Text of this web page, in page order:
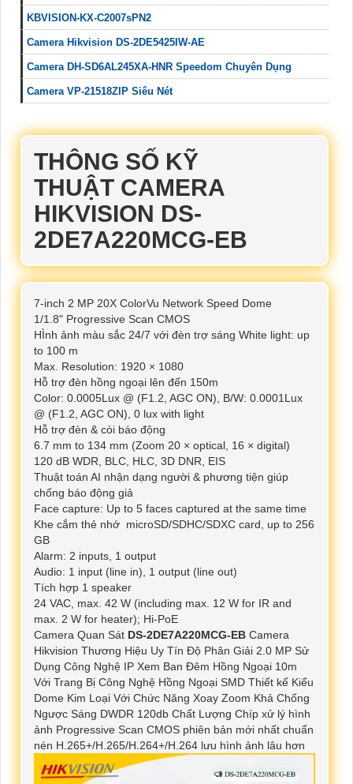
KBVISION-KX-C2007sPN2
Camera Hikvision DS-2DE5425IW-AE
Camera DH-SD6AL245XA-HNR Speedom Chuyên Dụng
Camera VP-21518ZIP Siêu Nét
THÔNG SỐ KỸ
THUẬT CAMERA
HIKVISION DS-
2DE7A220MCG-EB
7-inch 2 MP 20X ColorVu Network Speed Dome
1/1.8" Progressive Scan CMOS
HÌnh ảnh màu sắc 24/7 với đèn trợ sáng White light: up
to 100 m
Max. Resolution: 1920 × 1080
Hỗ trợ đèn hồng ngoại lên đến 150m
Color: 0.0005Lux @ (F1.2, AGC ON), B/W: 0.0001Lux
@ (F1.2, AGC ON), 0 lux with light
Hỗ trợ đèn & còi báo động
6.7 mm to 134 mm (Zoom 20 × optical, 16 × digital)
120 dB WDR, BLC, HLC, 3D DNR, EIS
Thuật toán AI nhận dạng người & phương tiện giúp
chống báo động giả
Face capture: Up to 5 faces captured at the same time
Khe cắm thẻ nhớ microSD/SDHC/SDXC card, up to 256
GB
Alarm: 2 inputs, 1 output
Audio: 1 input (line in), 1 output (line out)
Tích hợp 1 speaker
24 VAC, max. 42 W (including max. 12 W for IR and
max. 2 W for heater); Hi-PoE
Camera Quan Sát DS-2DE7A220MCG-EB Camera
Hikvision Thương Hiệu Uy Tín Độ Phân Giải 2.0 MP Sử
Dụng Công Nghệ IP Xem Ban Đêm Hồng Ngoại 10m
Với Trang Bị Công Nghệ Hồng Ngoại SMD Thiết kế Kiểu
Dome Kim Loại Với Chức Năng Xoay Zoom Khả Chống
Ngược Sáng DWDR 120db Chất Lượng Chíp xử lý hình
ảnh Progressive Scan CMOS phiên bản mới nhất chuẩn
nén H.265+/H.265/H.264+/H.264 lưu hình ảnh lâu hơn